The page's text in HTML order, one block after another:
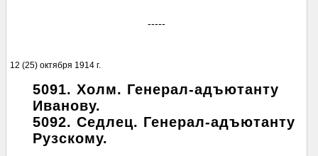
-----
12 (25) октября 1914 г.
5091. Холм. Генерал-адъютанту
Иванову.
5092. Седлец. Генерал-адъютанту
Рузскому.